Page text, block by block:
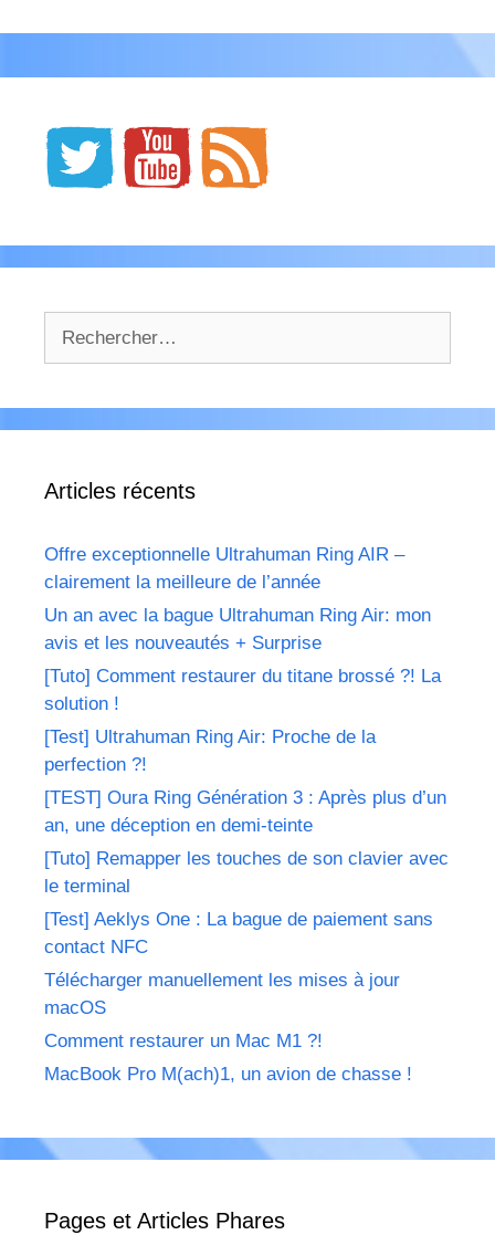
Articles récents
Offre exceptionnelle Ultrahuman Ring AIR –
clairement la meilleure de l’année
Un an avec la bague Ultrahuman Ring Air: mon
avis et les nouveautés + Surprise
[Tuto] Comment restaurer du titane brossé ?! La
solution !
[Test] Ultrahuman Ring Air: Proche de la
perfection ?!
[TEST] Oura Ring Génération 3 : Après plus d’un
an, une déception en demi-teinte
[Tuto] Remapper les touches de son clavier avec
le terminal
[Test] Aeklys One : La bague de paiement sans
contact NFC
Télécharger manuellement les mises à jour
macOS
Comment restaurer un Mac M1 ?!
MacBook Pro M(ach)1, un avion de chasse !
Pages et Articles Phares